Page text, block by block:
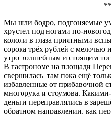
Мы шли бодро, подгоняемые
хрустел под ногами по-
кололи в глаза приятными
сорока трёх рублей с мелочью
утро волшебным и стоящим
В гастрономе на площади
свершилась, там пока ещё
избавленные от прибавочной
многорука и стоумова.
деньги переправлялись в
обратном направлении, как